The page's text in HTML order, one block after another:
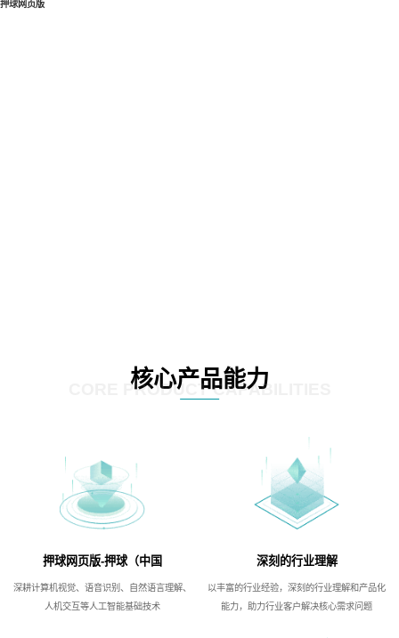
押球网页版
核心产品能力
CORE PRODUCT CAPABILITIES
押球网页版-押球（中国
深耕计算机视觉、语音识别、自然语言理解、
人机交互等人工智能基础技术
深刻的行业理解
以丰富的行业经验，深刻的行业理解和产品化
能力，助力行业客户解决核心需求问题